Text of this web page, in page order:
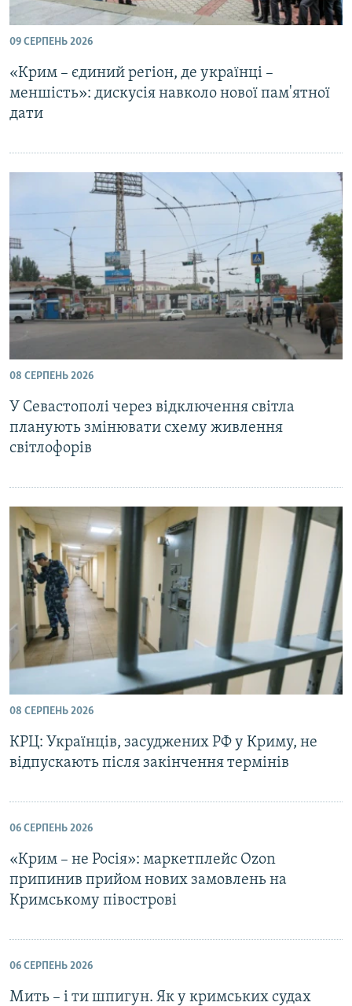
09 СЕРПЕНЬ 2026
«Крим – єдиний регіон, де українці –
меншість»: дискусія навколо нової пам'ятної
дати
08 СЕРПЕНЬ 2026
У Севастополі через відключення світла
планують змінювати схему живлення
світлофорів
08 СЕРПЕНЬ 2026
КРЦ: Українців, засуджених РФ у Криму, не
відпускають після закінчення термінів
06 СЕРПЕНЬ 2026
«Крим – не Росія»: маркетплейс Ozon
припинив прийом нових замовлень на
Кримському півострові
06 СЕРПЕНЬ 2026
Мить – і ти шпигун. Як у кримських судах